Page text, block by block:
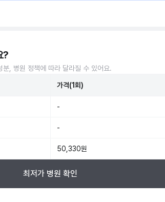
?
, 병원 정책에 따라 달라질 수 있어요.
가격(1회)
-
-
50,330원
최저가 병원 확인